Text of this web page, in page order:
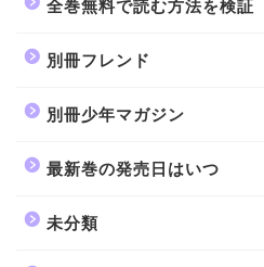
全巻無料で読む方法を検証
別冊フレンド
別冊少年マガジン
最新巻の発売日はいつ
未分類